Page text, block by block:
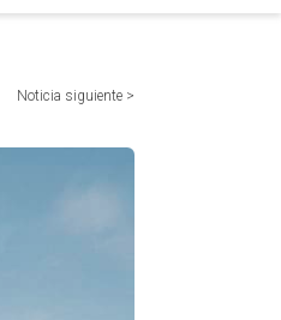
Noticia siguiente >